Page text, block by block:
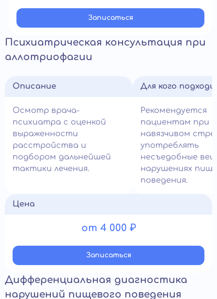
Записатьcя
Психиатрическая консультация при
аллотриофагии
Описание
Осмотр врача-
психиатра с оценкой
выраженности
расстройства и
подбором дальнейшей
тактики лечения.
Для кого
Рекомендуется
пациентам при
навязчивом
употреблять
несъедобные
нарушениях
поведения.
Цена
от 4 000 ₽
Записатьcя
Дифференциальная диагностика
нарушений пищевого поведения